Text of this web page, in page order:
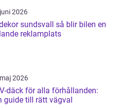
2026
sundsvall så blir bilen en
reklamplats
2026
däck för alla förhållanden:
guide till rätt vägval